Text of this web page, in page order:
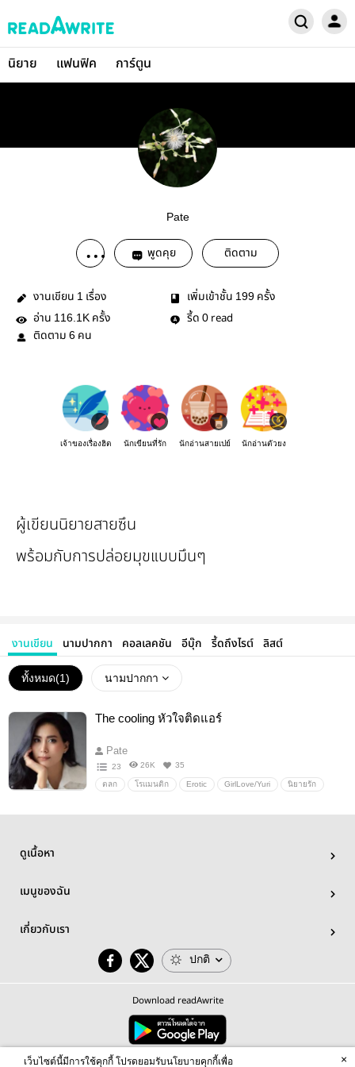
นิยาย แฟนฟิค การ์ตูน
Pate
พูดคุย ติดตาม
งานเขียน 1 เรื่อง เพิ่มเข้าชั้น 199 ครั้ง
อ่าน 116.1K ครั้ง รี้ด 0 read
ติดตาม 6 คน
เจ้าของเรื่องฮิต นักเขียนที่รัก นักอ่านสายเปย์ นักอ่านตัวยง
ผู้เขียนนิยายสายซึน
พร้อมกับการปล่อยมุขแบบมึนๆ
งานเขียน นามปากกา คอลเลคชัน อีบุ๊ก รี้ดถึงไรต์ ลิสต์
ทั้งหมด(1) นามปากกา
The cooling หัวใจติดแอร์
Pate
23 26K 35
ตลก โรแมนติก Erotic GirlLove/Yuri นิยายรัก
ดูเนื้อหา
เมนูของฉัน
เกี่ยวกับเรา
ปกติ
Download readAwrite
© 2026 readAwrite.com by MEB Corporation Public Company Limited
เว็บไซต์นี้มีการใช้คุกกี้ โปรดยอมรับนโยบายคุกกี้เพื่อ ×